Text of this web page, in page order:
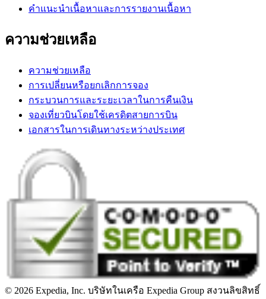
คำแนะนำเนื้อหาและการรายงานเนื้อหา
ความช่วยเหลือ
ความช่วยเหลือ
การเปลี่ยนหรือยกเลิกการจอง
กระบวนการและระยะเวลาในการคืนเงิน
จองเที่ยวบินโดยใช้เครดิตสายการบิน
เอกสารในการเดินทางระหว่างประเทศ
© 2026 Expedia, Inc. บริษัทในเครือ Expedia Group สงวนลิขสิทธิ์